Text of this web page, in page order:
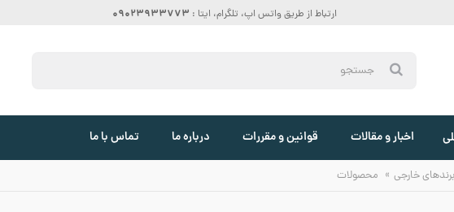
ارتباط از طریق واتس اپ، تلگرام، ایتا : 09023933773
اخبار و مقالات قوانین و مقررات درباره ما تماس با ما
خارجی » محصولات